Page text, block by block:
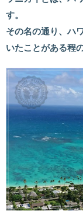
す。
その名の通り、ハ
いたことがある程